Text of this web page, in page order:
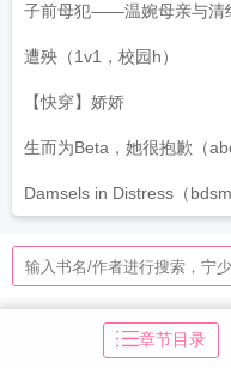
子前母犯——温婉母亲与清
遭殃（1v1，校园h）
【快穿】娇娇
生而为Beta，她很抱歉（
Damsels in Distress（bdsm
章节目录